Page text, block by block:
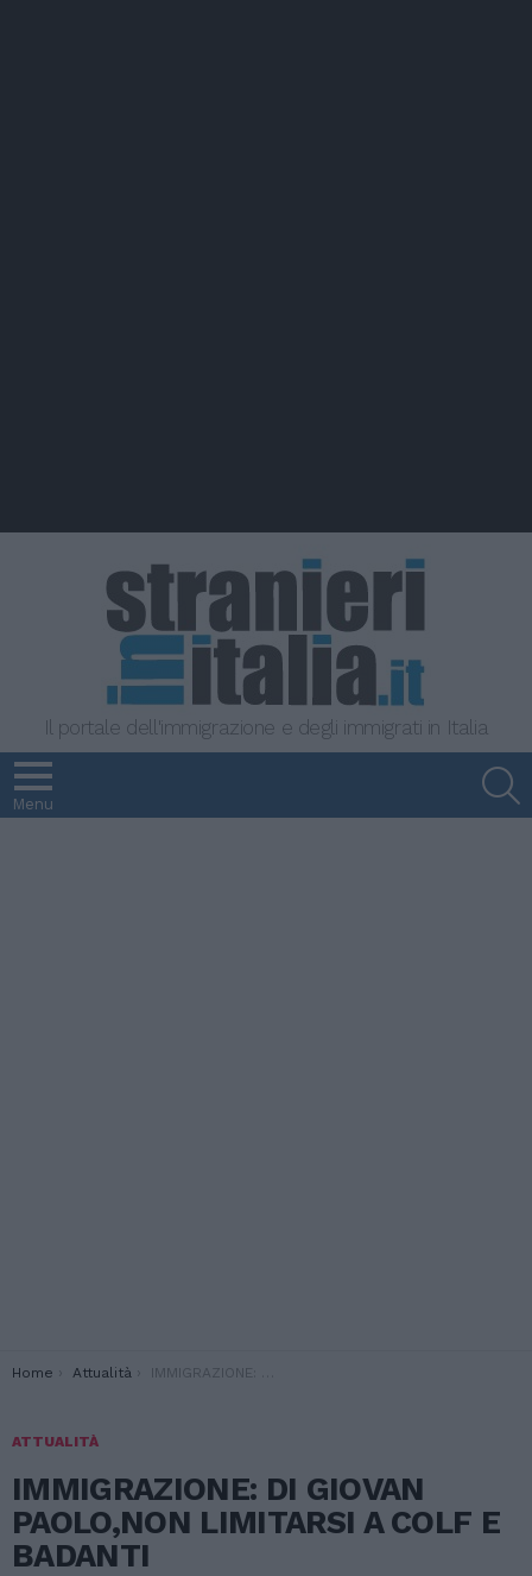
Il portale dell'immigrazione e degli immigrati in Italia
Menu
You are here:
Home Attualità IMMIGRAZIONE: DI GIOVAN PAOLO,NON LIMITARSI A COLF E BADANTI
ATTUALITÀ
IMMIGRAZIONE: DI GIOVAN
PAOLO,NON LIMITARSI A COLF E
BADANTI